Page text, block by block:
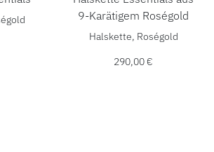
Ref: DCB5013-CHAIN-0009R,
9-Karätigem Roségold
DoDo Halskette Essentials
Halskette, Roségold
290,00 €